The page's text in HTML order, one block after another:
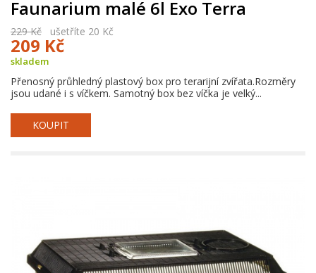
Faunarium malé 6l Exo Terra
229 Kč ušetříte 20 Kč
209 Kč
skladem
Přenosný průhledný plastový box pro terarijní zvířata.Rozměry
jsou udané i s víčkem. Samotný box bez víčka je velký...
KOUPIT